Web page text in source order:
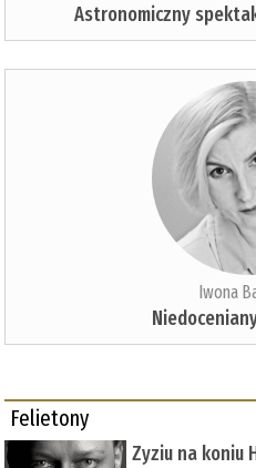
Astronomiczny
Iwona
Felietony
Zyziu na koniu